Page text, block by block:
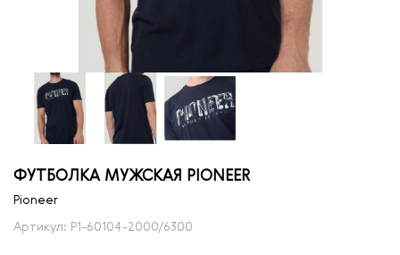
ФУТБОЛКА МУЖСКАЯ PIONEER
Pioneer
Артикул: P1-60104-2000/6300